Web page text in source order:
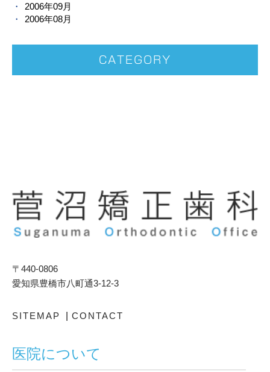
2006年09月
2006年08月
CATEGORY
〒440-0806
愛知県豊橋市八町通3-12-3
SITEMAP CONTACT
医院について